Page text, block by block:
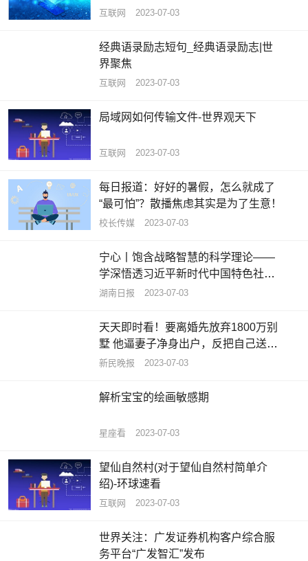
互联网 2023-07-03
经典语录励志短句_经典语录励志|世
界聚焦
互联网 2023-07-03
局域网如何传输文件-世界观天下
互联网 2023-07-03
每日报道：好好的暑假，怎么就成了
“最可怕”？散播焦虑其实是为了生意！
校长传媒 2023-07-03
宁心丨饱含战略智慧的科学理论——
学深悟透习近平新时代中国特色社会
主义思想之六 热头条
湖南日报 2023-07-03
天天即时看！要离婚先放弃1800万别
墅 他逼妻子净身出户，反把自己送进
班房
新民晚报 2023-07-03
解析宝宝的绘画敏感期
星座看 2023-07-03
望仙自然村(对于望仙自然村简单介
绍)-环球速看
互联网 2023-07-03
世界关注：广发证券机构客户综合服
务平台“广发智汇”发布